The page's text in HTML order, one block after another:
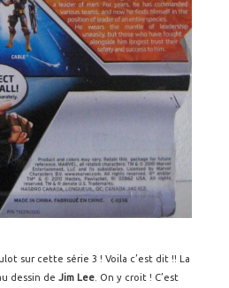
sur cette série 3 ! Voila c’est dit !! La
dessin de Jim Lee . On y croit ! C’est